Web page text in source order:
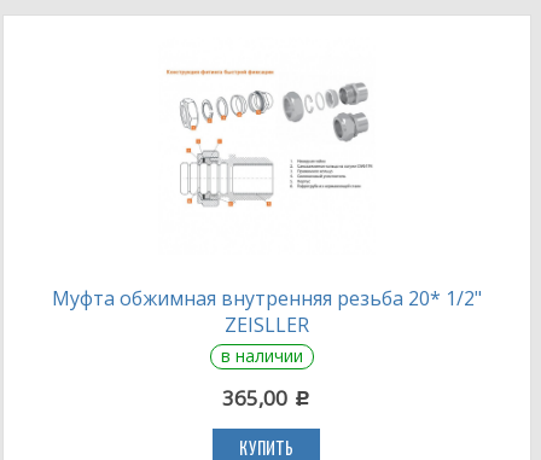
Муфта обжимная внутренняя резьба 20* 1/2"
ZEISLLER
в наличии
365,00 c
КУПИТЬ